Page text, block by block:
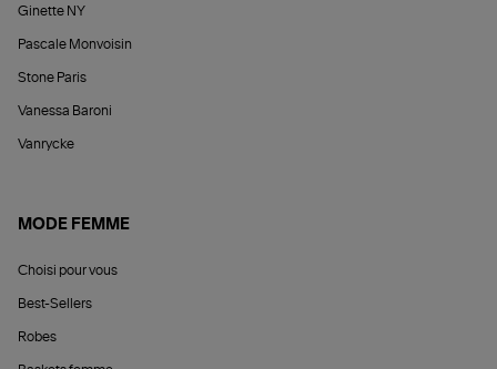
Ginette NY
Pascale Monvoisin
Stone Paris
Vanessa Baroni
Vanrycke
MODE FEMME
Choisi pour vous
Best-Sellers
Robes